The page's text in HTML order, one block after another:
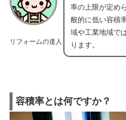
リフォームの達人
率の上限が定め
般的に低い容積
域や工業地域で
ります。
容積率とは何ですか？